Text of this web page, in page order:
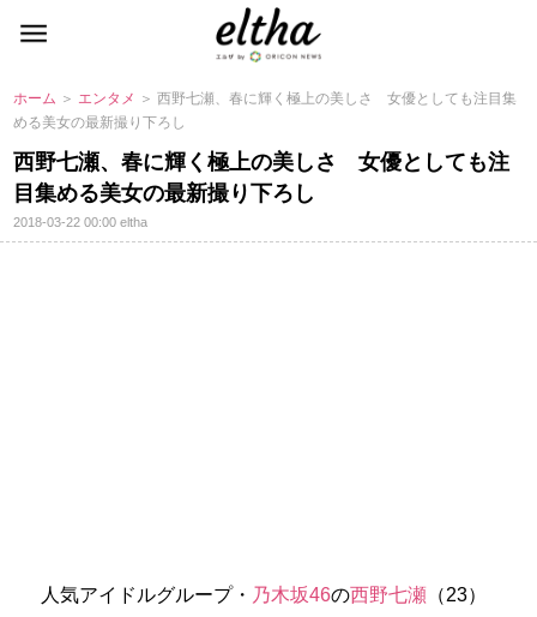
ホーム ＞ エンタメ ＞ 西野七瀬、春に輝く極上の美しさ 女優としても注目集
める美女の最新撮り下ろし
西野七瀬、春に輝く極上の美しさ 女優としても注
目集める美女の最新撮り下ろし
2018-03-22 00:00eltha
人気アイドルグループ・ 乃木坂46の西野七瀬（23）